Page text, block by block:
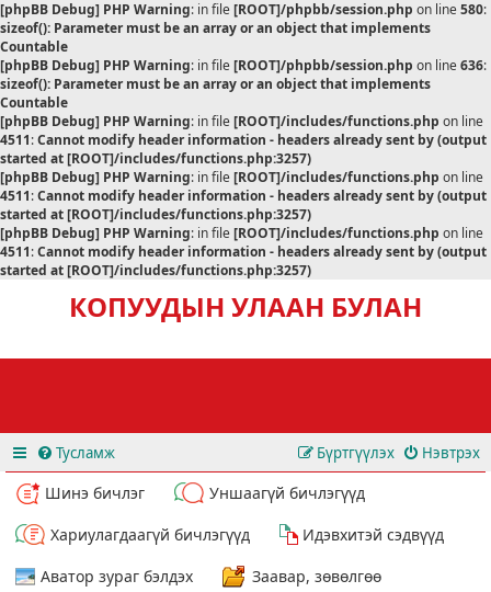
[phpBB Debug] PHP Warning: in file[ROOT]/phpbb/session.php on line580:
sizeof(): Parameter must be an array or an object that implements
Countable
[phpBB Debug] PHP Warning: in file[ROOT]/phpbb/session.php on line636:
sizeof(): Parameter must be an array or an object that implements
Countable
[phpBB Debug] PHP Warning: in file[ROOT]/includes/functions.php on line
4511:Cannot modify header information - headers already sent by (output
started at [ROOT]/includes/functions.php:3257)
[phpBB Debug] PHP Warning: in file[ROOT]/includes/functions.php on line
4511:Cannot modify header information - headers already sent by (output
started at [ROOT]/includes/functions.php:3257)
[phpBB Debug] PHP Warning: in file[ROOT]/includes/functions.php on line
4511:Cannot modify header information - headers already sent by (output
started at [ROOT]/includes/functions.php:3257)
КОПУУДЫН УЛААН БУЛАН
Тусламж Нэвтрэх
Бүртгүүлэх
Шинэ бичлэг
Уншаагүй бичлэгүүд
Хариулагдаагүй бичлэгүүд
Идэвхитэй сэдвүүд
Аватор зураг бэлдэх
Заавар, зөвөлгөө